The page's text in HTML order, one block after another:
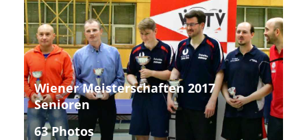
Wiener Meisterschaften 2017
Senioren
63 Photos